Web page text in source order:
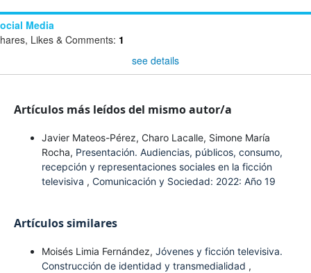
Media
Likes & Comments: 1
see details
Artículos más leídos del mismo autor/a
Javier Mateos-Pérez, Charo Lacalle, Simone María
Rocha, Presentación. Audiencias, públicos, consumo,
recepción y representaciones sociales en la ficción
televisiva , Comunicación y Sociedad: 2022: Año 19
Artículos similares
Moisés Limia Fernández, Jóvenes y ficción televisiva.
Construcción de identidad y transmedialidad ,